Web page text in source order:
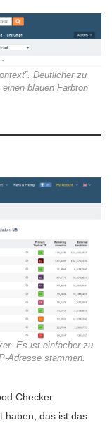
Deutlicher zu
blauen Farbton
Es ist einfacher zu
Adresse stammen.
Checker
haben, das ist das